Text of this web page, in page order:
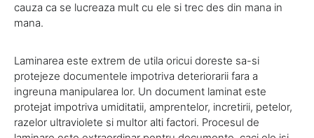
cauza ca se lucreaza mult cu ele si trec des din mana in
mana.
Laminarea este extrem de utila oricui doreste sa-si
protejeze documentele impotriva deteriorarii fara a
ingreuna manipularea lor. Un document laminat este
protejat impotriva umiditatii, amprentelor, incretirii, petelor,
razelor ultraviolete si multor alti factori. Procesul de